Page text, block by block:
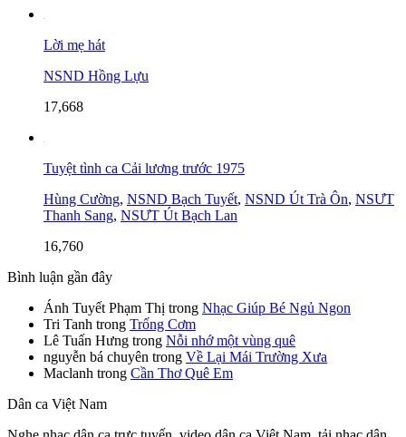
Lời mẹ hát
NSND Hồng Lựu
17,668
Tuyệt tình ca Cải lương trước 1975
Hùng Cường, NSND Bạch Tuyết, NSND Út Trà Ôn, NSƯT
Thanh Sang, NSƯT Út Bạch Lan
16,760
Bình luận gần đây
Ánh Tuyết Phạm Thị trong Nhạc Giúp Bé Ngủ Ngon
Tri Tanh trong Trống Cơm
Lê Tuấn Hưng trong Nỗi nhớ một vùng quê
nguyễn bá chuyên trong Về Lại Mái Trường Xưa
Maclanh trong Cần Thơ Quê Em
Dân ca Việt Nam